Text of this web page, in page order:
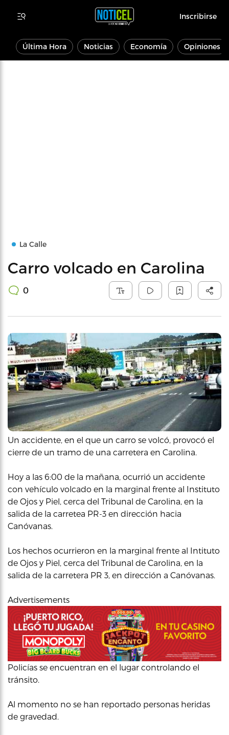
Inscribirse
Última Hora Noticias Economía Opiniones
La Calle
Carro volcado en Carolina
0
Un accidente, en el que un carro se volcó, provocó el
cierre de un tramo de una carretera en Carolina.
Hoy a las 6:00 de la mañana, ocurrió un accidente
con vehículo volcado en la marginal frente al Instituto
de Ojos y Piel, cerca del Tribunal de Carolina, en la
salida de la carretea PR-3 en dirección hacia
Canóvanas.
Los hechos ocurrieron en la marginal frente al Intituto
de Ojos y Piel, cerca del Tribunal de Carolina, en la
salida de la carretera PR 3, en dirección a Canóvanas.
Advertisements
Policías se encuentran en el lugar controlando el
tránsito.
Al momento no se han reportado personas heridas
de gravedad.